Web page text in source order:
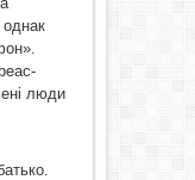
люди